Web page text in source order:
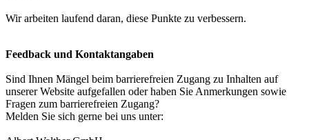
Wir arbeiten laufend daran, diese Punkte zu verbessern.
Feedback und Kontaktangaben
Sind Ihnen Mängel beim barrierefreien Zugang zu Inhalten auf
unserer Website aufgefallen oder haben Sie Anmerkungen sowie
Fragen zum barrierefreien Zugang?
Melden Sie sich gerne bei uns unter: